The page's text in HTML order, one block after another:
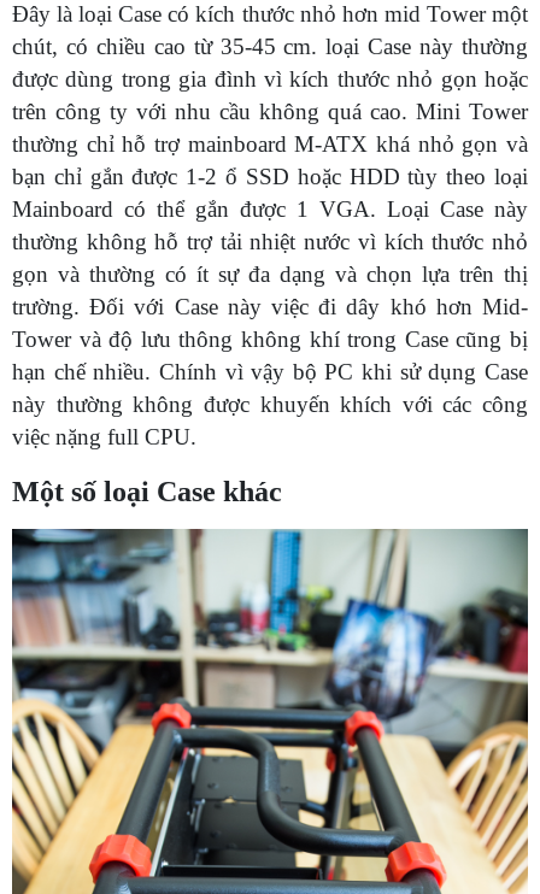
Đây là loại Case có kích thước nhỏ hơn mid Tower một
chút, có chiều cao từ 35-45 cm. loại Case này thường
được dùng trong gia đình vì kích thước nhỏ gọn hoặc
trên công ty với nhu cầu không quá cao. Mini Tower
thường chỉ hỗ trợ mainboard M-ATX khá nhỏ gọn và
bạn chỉ gắn được 1-2 ổ SSD hoặc HDD tùy theo loại
Mainboard có thể gắn được 1 VGA. Loại Case này
thường không hỗ trợ tải nhiệt nước vì kích thước nhỏ
gọn và thường có ít sự đa dạng và chọn lựa trên thị
trường. Đối với Case này việc đi dây khó hơn Mid-
Tower và độ lưu thông không khí trong Case cũng bị
hạn chế nhiều. Chính vì vậy bộ PC khi sử dụng Case
này thường không được khuyến khích với các công
việc nặng full CPU.
Một số loại Case khác